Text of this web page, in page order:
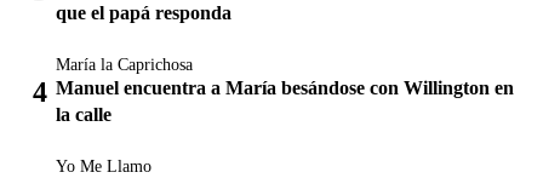
que el papá responda
María la Caprichosa
Manuel encuentra a María besándose con Willington en
la calle
Yo Me Llamo